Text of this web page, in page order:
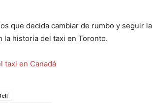
que decida cambiar de rumbo y seguir
la historia del taxi en Toronto.